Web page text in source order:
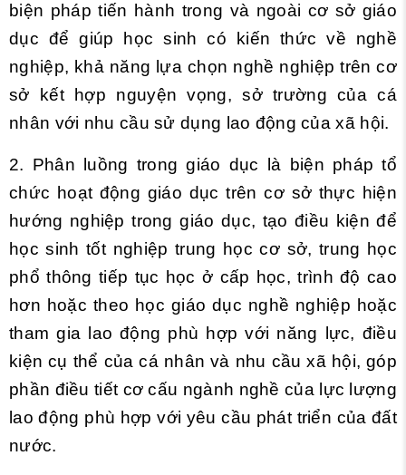
biện pháp tiến hành trong và ngoài cơ sở giáo
dục để giúp học sinh có kiến thức về nghề
nghiệp, khả năng lựa chọn nghề nghiệp trên cơ
sở kết hợp nguyện vọng, sở trường của cá
nhân với nhu cầu sử dụng lao động của xã hội.
2. Phân luồng trong giáo dục là biện pháp tổ
chức hoạt động giáo dục trên cơ sở thực hiện
hướng nghiệp trong giáo dục, tạo điều kiện để
học sinh tốt nghiệp trung học cơ sở, trung học
phổ thông tiếp tục học ở cấp học, trình độ cao
hơn hoặc theo học giáo dục nghề nghiệp hoặc
tham gia lao động phù hợp với năng lực, điều
kiện cụ thể của cá nhân và nhu cầu xã hội, góp
phần điều tiết cơ cấu ngành nghề của lực lượng
lao động phù hợp với yêu cầu phát triển của đất
nước.